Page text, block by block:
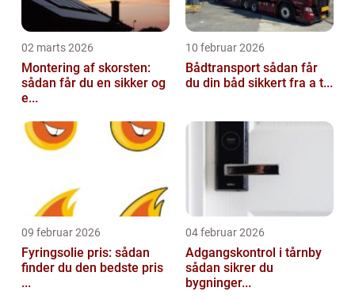
02 marts 2026
Montering af skorsten:
sådan får du en sikker og
e...
10 februar 2026
Bådtransport sådan får
du din båd sikkert fra a t...
09 februar 2026
Fyringsolie pris: sådan
finder du den bedste pris
...
04 februar 2026
Adgangskontrol i tårnby
sådan sikrer du
bygninger...